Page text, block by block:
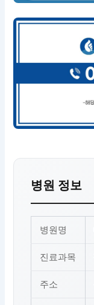
병원 정보
병원명
진료과목
주소